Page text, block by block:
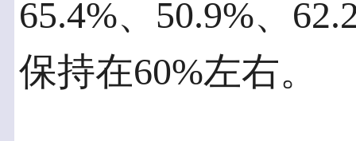
65.4%、50.9%、
保持在60%左右。